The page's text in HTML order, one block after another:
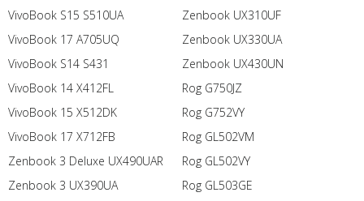
VivoBook S15 S510UA
VivoBook 17 A705UQ
VivoBook S14 S431
VivoBook 14 X412FL
VivoBook 15 X512DK
VivoBook 17 X712FB
Zenbook 3 Deluxe UX490UAR
Zenbook 3 UX390UA
Zenbook UX310UF
Zenbook UX330UA
Zenbook UX430UN
Rog G750JZ
Rog G752VY
Rog GL502VM
Rog GL502VY
Rog GL503GE